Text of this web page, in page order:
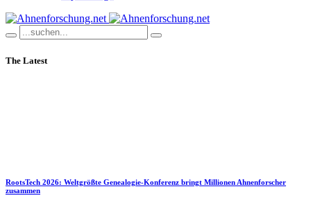
The Latest
RootsTech 2026: Weltgrößte Genealogie-Konferenz bringt Millionen Ahnenforscher
zusammen